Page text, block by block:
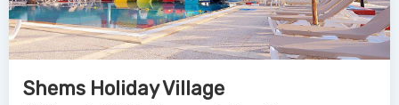
Shems Holiday Village